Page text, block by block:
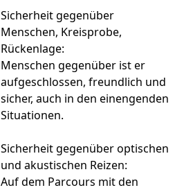
Sicherheit gegenüber
Menschen, Kreisprobe,
Rückenlage:
Menschen gegenüber ist er
aufgeschlossen, freundlich und
sicher, auch in den einengenden
Situationen.
Sicherheit gegenüber optischen
und akustischen Reizen:
Auf dem Parcours mit den